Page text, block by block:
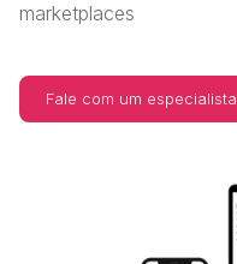
marketplaces
Fale com um especialista